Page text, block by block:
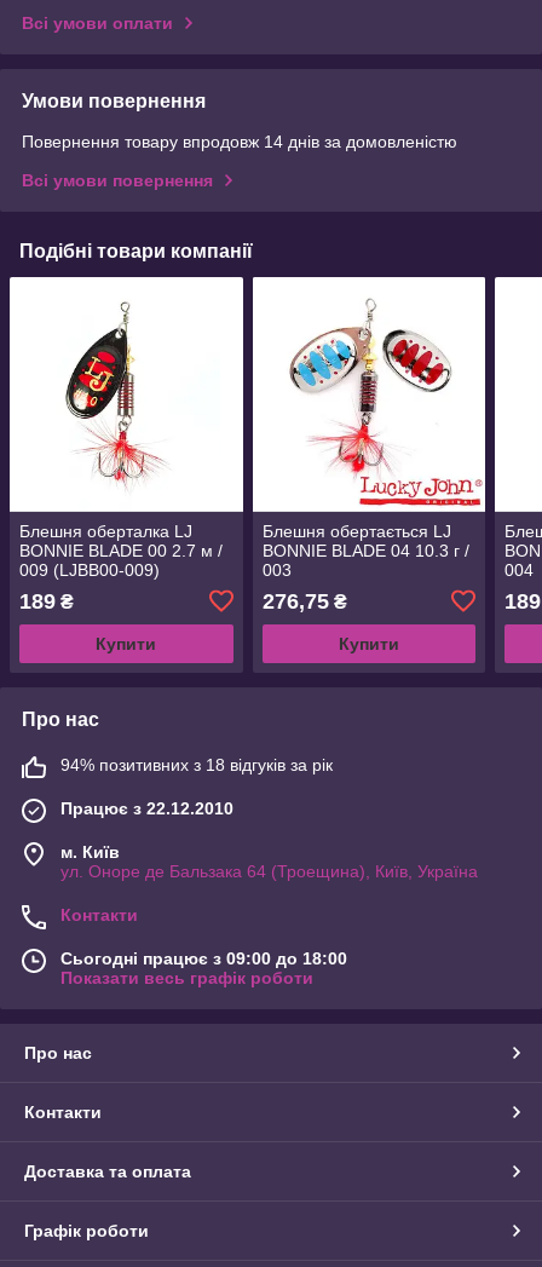
Всі умови оплати
Умови повернення
Повернення товару впродовж 14 днів за домовленістю
Всі умови повернення
Подібні товари компанії
Блешня оберталка LJ
BONNIE BLADE 00 2.7 м /
009 (LJBB00-009)
189 ₴
Купити
Блешня обертається LJ
BONNIE BLADE 04 10.3 г /
003
276,75₴
Купити
004
189
Про нас
94% позитивних з 18 відгуків за рік
Працює з 22.12.2010
м. Київ
ул. Оноре де Бальзака 64 (Троещина), Київ, Україна
Контакти
Сьогодні працює з 09:00 до 18:00
Показати весь графік роботи
Про нас
Контакти
Доставка та оплата
Графік роботи